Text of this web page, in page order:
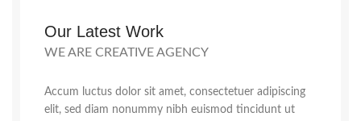
Our Latest Work
WE ARE CREATIVE AGENCY
Accum luctus dolor sit amet, consectetuer adipiscing
elit, sed diam nonummy nibh euismod tincidunt ut